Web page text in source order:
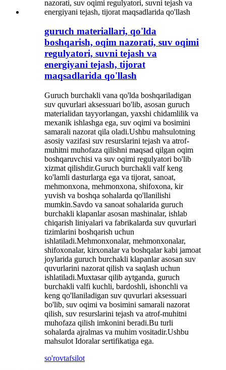
guruch materiallari, qo'lda
boshqarish, oqim nazorati, suv oqimi
regulyatori, suvni tejash va
energiyani tejash, tijorat
maqsadlarida qo'llash
Guruch burchakli vana qo'lda boshqariladigan
suv quvurlari aksessuari bo'lib, asosan guruch
materialidan tayyorlangan, yaxshi chidamlilik va
mexanik ishlashga ega, suv oqimi va bosimini
samarali nazorat qila oladi.Ushbu mahsulotning
asosiy vazifasi suv resurslarini tejash va atrof-
muhitni muhofaza qilishni maqsad qilgan oqim
boshqaruvchisi va suv oqimi regulyatori bo'lib
xizmat qilishdir.Guruch burchakli valf keng
ko'lamli dasturlarga ega va tijorat, sanoat,
mehmonxona, mehmonxona, shifoxona, kir
yuvish va boshqa sohalarda qo'llanilishi
mumkin.Savdo va sanoat sohalarida guruch
burchakli klapanlar asosan mashinalar, ishlab
chiqarish liniyalari va fabrikalarda suv quvurlari
tizimlarini boshqarish uchun
ishlatiladi.Mehmonxonalar, mehmonxonalar,
shifoxonalar, kirxonalar va boshqalar kabi jamoat
joylarida guruch burchakli klapanlar asosan suv
quvurlarini nazorat qilish va saqlash uchun
ishlatiladi.Muxtasar qilib aytganda, guruch
burchakli valfi kuchli, bardoshli, ishonchli va
keng qo'llaniladigan suv quvurlari aksessuari
bo'lib, suv oqimi va bosimini samarali nazorat
qilish, suv resurslarini tejash va atrof-muhitni
muhofaza qilish imkonini beradi.Bu turli
sohalarda ajralmas va muhim vositadir.Ushbu
mahsulot Idoralar sertifikatiga ega.
so'rovtafsilot